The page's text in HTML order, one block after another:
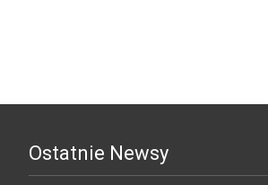
Ostatnie Newsy